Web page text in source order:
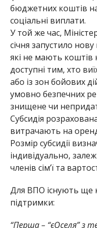
бюджетних коштів
соціальні виплати.
У той же час,
січня запустило
які не мають
доступні тим, хто
або із зон бойових
умовно безпечних
знищене чи
Субсидія
витрачають на
Розмір субсидії
індивідуально,
членів сім’ї та
Для ВПО існують ще
підтримки:
“Перша – “єОселя” з